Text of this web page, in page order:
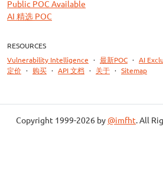
Public POC Available
AI 精选 POC
RESOURCES
Vulnerability Intelligence · 最新POC · AI
定价 · 购买 · API 文档 · 关于 · Sitemap
Copyright 1999-2026 by @imfht. All